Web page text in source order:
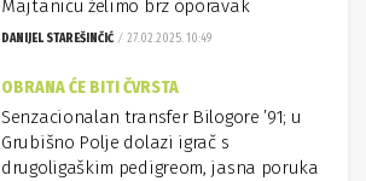
Majtaniću želimo brz oporavak
DANIJEL STAREŠINČIĆ 27.02.2025. 10:49
OBRANA ĆE BITI ČVRSTA
Senzacionalan transfer Bilogore ’91; u
Grubišno Polje dolazi igrač s
drugoligaškim pedigreom, jasna poruka